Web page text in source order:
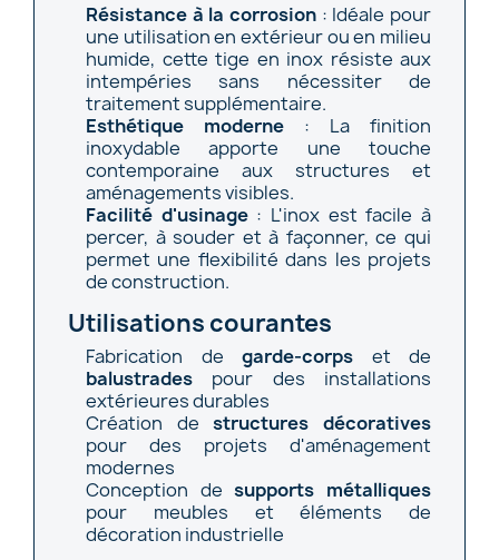
Résistance à la corrosion : Idéale pour
une utilisation en extérieur ou en milieu
humide, cette tige en inox résiste aux
intempéries sans nécessiter de
traitement supplémentaire.
Esthétique moderne : La finition
inoxydable apporte une touche
contemporaine aux structures et
aménagements visibles.
Facilité d'usinage: L'inox est facile à
percer, à souder et à façonner, ce qui
permet une flexibilité dans les projets
de construction.
Utilisations courantes
Fabrication de garde-corps et de
balustrades pour des installations
extérieures durables
Création destructures décoratives
pour des projets d'aménagement
modernes
Conception desupports métalliques
pour meubles et éléments de
décoration industrielle